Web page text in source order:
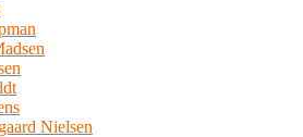
Nielsen